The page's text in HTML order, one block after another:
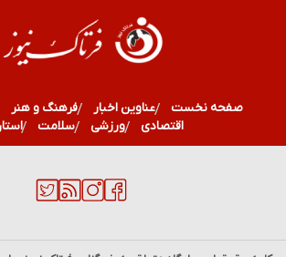
صفحه نخست عناوین اخبار فرهنگ و هنر
اقتصادی
ورزشی سلامت